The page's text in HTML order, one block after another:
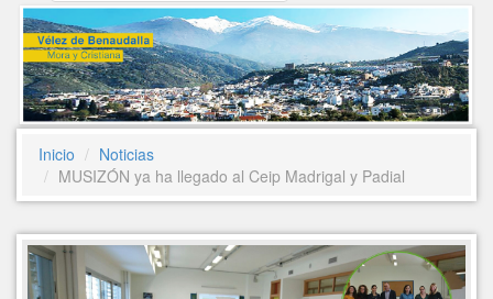
Inicio
Noticias
MUSIZÓN ya ha llegado al Ceip Madrigal y Padial